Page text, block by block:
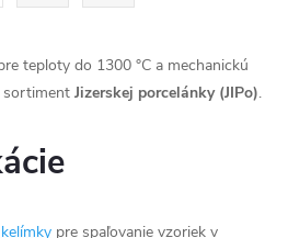
teploty do 1300 °C a mechanickú
sortiment Jizerskej porcelánky (JIPo).
pre spaľovanie vzoriek v